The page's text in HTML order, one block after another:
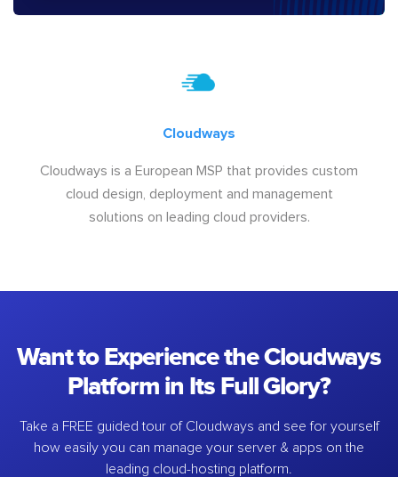
Cloudways
Cloudways is a European MSP that provides custom
cloud design, deployment and management
solutions on leading cloud providers.
Want to Experience the Cloudways
Platform in Its Full Glory?
Take a FREE guided tour of Cloudways and see for yourself
how easily you can manage your server & apps on the
leading cloud-hosting platform.